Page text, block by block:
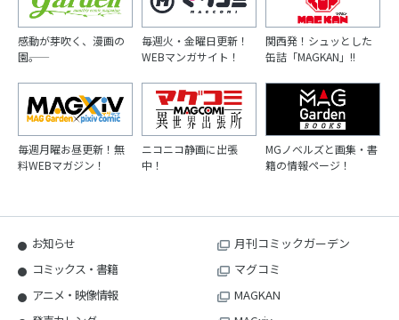
感動が芽吹く、漫画の
園――。
毎週火・金曜日更新！
WEBマンガサイト！
関西発！シュッとした
缶詰「MAGKAN」!!
毎週月曜お昼更新！無
料WEBマガジン！
ニコニコ静画に出張
中！
MGノベルズと画集・書
籍の情報ページ！
お知らせ
コミックス・書籍
アニメ・映像情報
月刊コミックガーデン
マグコミ
MAGKAN